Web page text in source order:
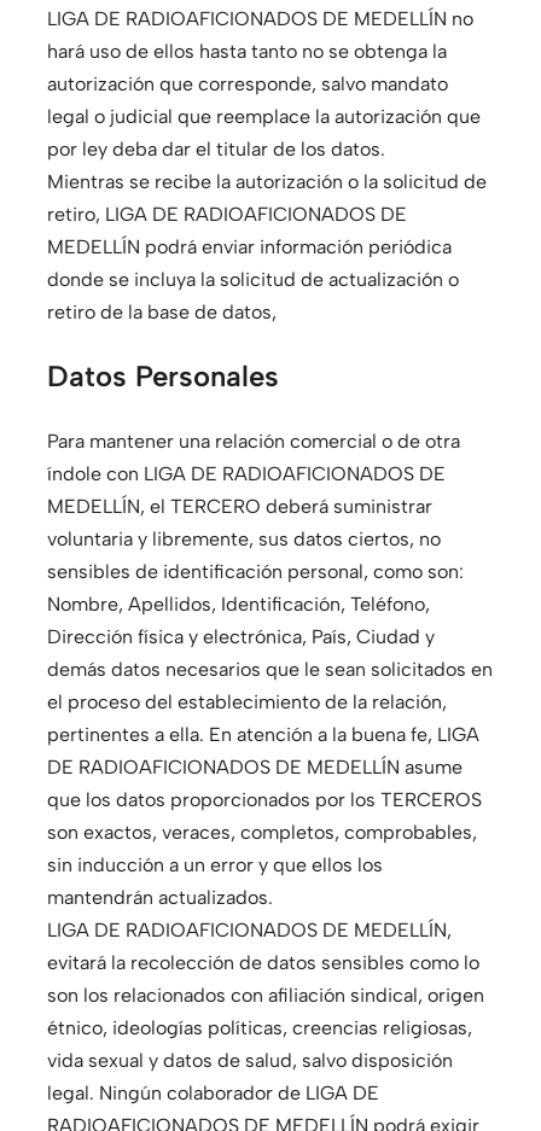
LIGA DE RADIOAFICIONADOS DE MEDELLÍN no
hará uso de ellos hasta tanto no se obtenga la
autorización que corresponde, salvo mandato
legal o judicial que reemplace la autorización que
por ley deba dar el titular de los datos.
Mientras se recibe la autorización o la solicitud de
retiro, LIGA DE RADIOAFICIONADOS DE
MEDELLÍN podrá enviar información periódica
donde se incluya la solicitud de actualización o
retiro de la base de datos,
Datos Personales
Para mantener una relación comercial o de otra
índole con LIGA DE RADIOAFICIONADOS DE
MEDELLÍN, el TERCERO deberá suministrar
voluntaria y libremente, sus datos ciertos, no
sensibles de identificación personal, como son:
Nombre, Apellidos, Identificación, Teléfono,
Dirección física y electrónica, País, Ciudad y
demás datos necesarios que le sean solicitados en
el proceso del establecimiento de la relación,
pertinentes a ella. En atención a la buena fe, LIGA
DE RADIOAFICIONADOS DE MEDELLÍN asume
que los datos proporcionados por los TERCEROS
son exactos, veraces, completos, comprobables,
sin inducción a un error y que ellos los
mantendrán actualizados.
LIGA DE RADIOAFICIONADOS DE MEDELLÍN,
evitará la recolección de datos sensibles como lo
son los relacionados con afiliación sindical, origen
étnico, ideologías políticas, creencias religiosas,
vida sexual y datos de salud, salvo disposición
legal. Ningún colaborador de LIGA DE
RADIOAFICIONADOS DE MEDELLÍN podrá exigir